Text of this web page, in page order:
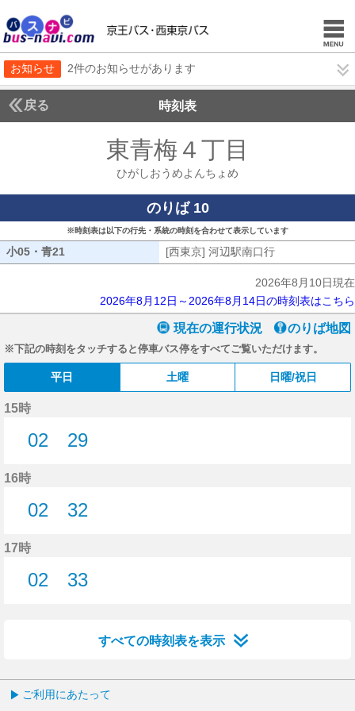
お知らせ 2件のお知らせがあります
戻る 時刻表
東青梅４丁目
ひがしおうめよんちょめ
のりば 10
※時刻表は以下の行先・系統の時刻を合わせて表示しています
小05・青21 [西東京] 河辺駅南口行
2026年8月10日現在
2026年8月12日～2026年8月14日の時刻表はこちら
現在の運行状況 のりば地図
※下記の時刻をタッチすると停車バス停をすべてご覧いただけます。
平日 土曜 日曜/祝日
15時
02
29
16時
02
32
17時
02
33
すべての時刻表を表示
ご利用にあたって